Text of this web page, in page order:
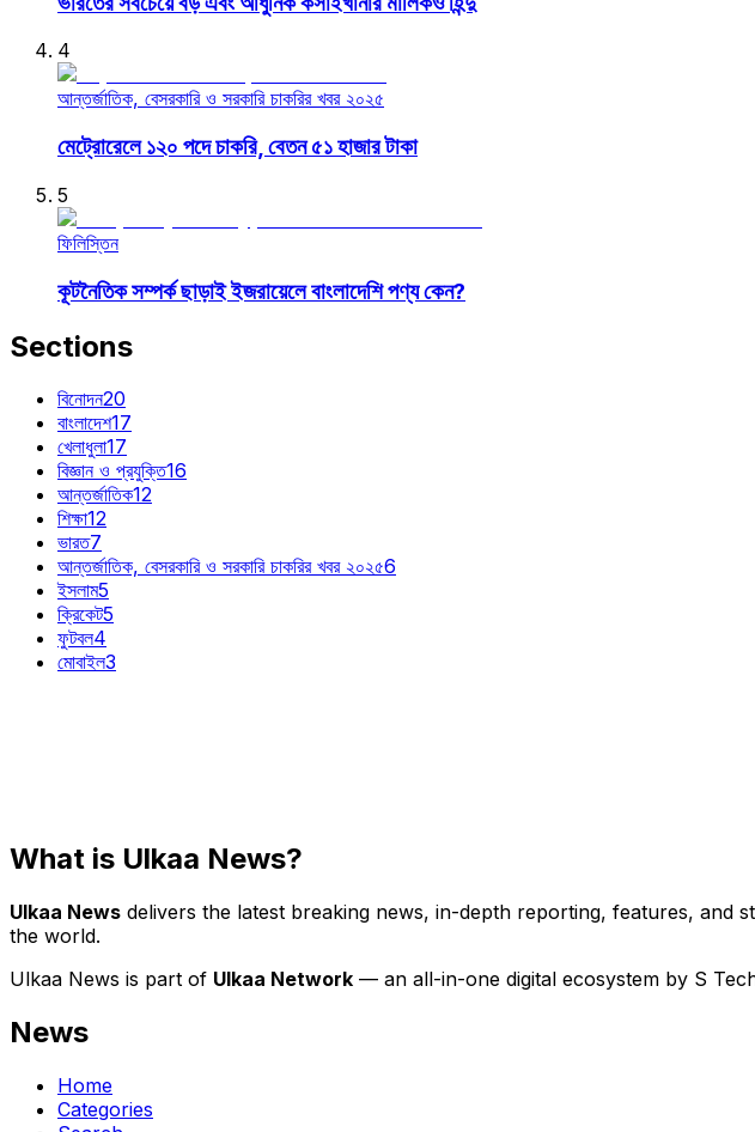
4
আন্তর্জাতিক, বেসরকারি ও সরকারি চাকরির খবর ২০২৫
মেট্রোরেলে ১২০ পদে চাকরি, বেতন ৫১ হাজার টাকা
5
ফিলিস্তিন
কূটনৈতিক সম্পর্ক ছাড়াই ইজরায়েলে বাংলাদেশি পণ্য কেন?
Sections
বিনোদন20
বাংলাদেশ17
খেলাধুলা17
বিজ্ঞান ও প্রযুক্তি16
আন্তর্জাতিক12
শিক্ষা12
ভারত7
আন্তর্জাতিক, বেসরকারি ও সরকারি চাকরির খবর ২০২৫6
ইসলাম5
ক্রিকেট5
ফুটবল4
মোবাইল3
What is Ulkaa News?
Ulkaa News delivers the latest breaking news, in-depth reporting, features, and
the world.
Ulkaa News is part of Ulkaa Network — an all-in-one digital ecosystem by S
News
Home
Categories